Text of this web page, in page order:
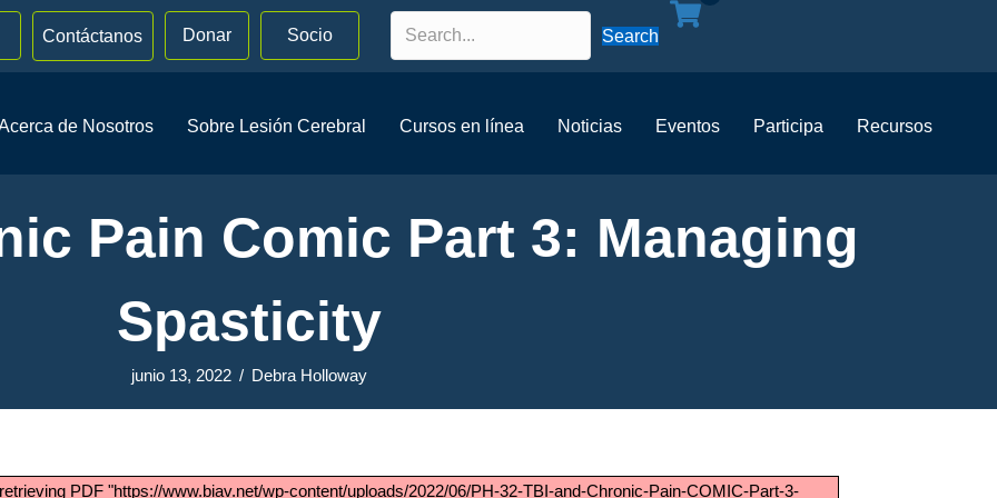
Contáctanos Donar Socio Search
de Nosotros Sobre Lesión Cerebral Cursos en línea Noticias Eventos Participa Recursos
Pain Comic Part 3: Managing
Spasticity
junio 13, 2022 / Debra Holloway
PDF "https://www.biav.net/wp-content/uploads/2022/06/PH-32-TBI-and-Chronic-Pain-COMIC-Part-3-